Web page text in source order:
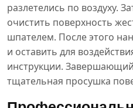
разлетелись по воздуху.
очистить поверхность
шпателем. После этого
и оставить для
инструкции.
тщательная просушка